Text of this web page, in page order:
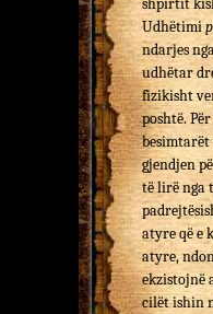
Udhëtimi
ndarjes
udhëtar
fizikisht
poshtë.
gjendjen
të lirë nga
atyre që e
atyre,
ekzistojnë
cilët ishin